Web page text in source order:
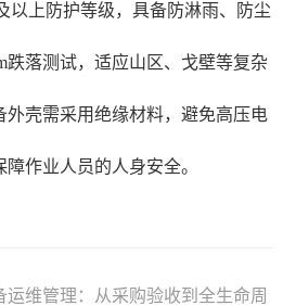
以上防护等级，具备防淋雨、防尘
跌落测试，适应山区、戈壁等复杂
外壳需采用绝缘材料，避免高压电
作业人员的人身安全。
运维管理：从采购验收到全生命周